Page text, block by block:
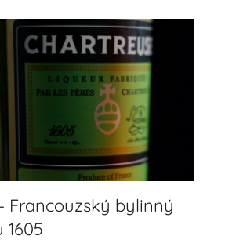
Francouzský bylinný